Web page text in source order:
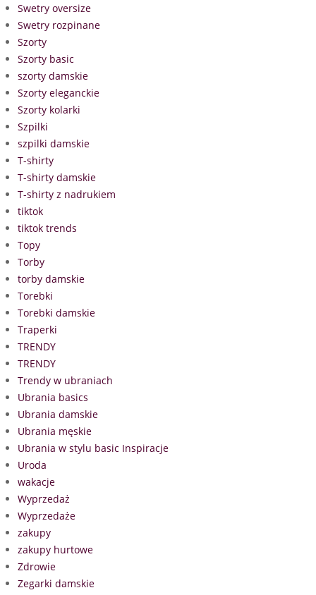
Swetry oversize
Swetry rozpinane
Szorty
Szorty basic
szorty damskie
Szorty eleganckie
Szorty kolarki
Szpilki
szpilki damskie
T-shirty
T-shirty damskie
T-shirty z nadrukiem
tiktok
tiktok trends
Topy
Torby
torby damskie
Torebki
Torebki damskie
Traperki
TRENDY
TRENDY
Trendy w ubraniach
Ubrania basics
Ubrania damskie
Ubrania męskie
Ubrania w stylu basic Inspiracje
Uroda
wakacje
Wyprzedaż
Wyprzedaże
zakupy
zakupy hurtowe
Zdrowie
Zegarki damskie